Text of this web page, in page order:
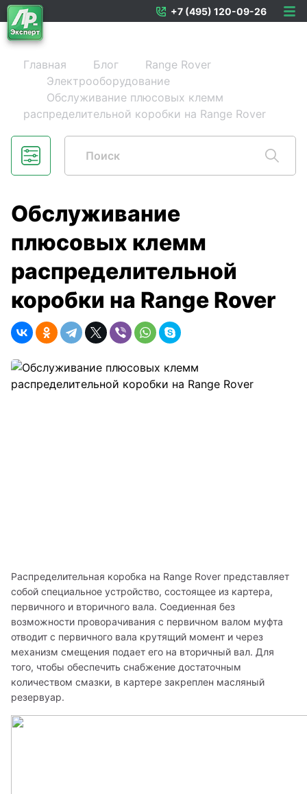
+7 (495) 120-09-26
Главная Блог
Range Rover
Электрооборудование
Обслуживание плюсовых клемм
распределительной коробки на Range Rover
Распределительная коробка на Range Rover представляет
собой специальное устройство, состоящее из картера,
первичного и вторичного вала. Соедиенная без
возможности проворачивания с первичном валом муфта
отводит с первичного вала крутящий момент и через
механизм смещения подает его на вторичный вал. Для
того, чтобы обеспечить снабжение достаточным
количеством смазки, в картере закреплен масляный
резервуар.